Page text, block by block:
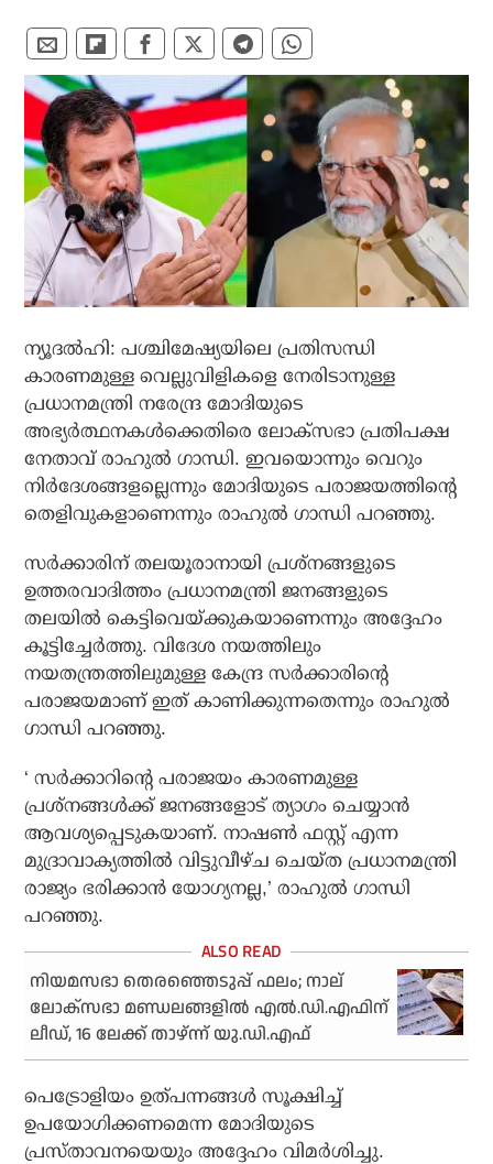
ന്യൂദല്‍ഹി: പശ്ചിമേഷ്യയിലെ പ്രതിസന്ധി
കാരണമുള്ള വെല്ലുവിളികളെ നേരിടാനുള്ള
പ്രധാനമന്ത്രി നരേന്ദ്ര മോദിയുടെ
അഭ്യര്‍ത്ഥനകള്‍ക്കെതിരെ ലോക്‌സഭാ പ്രതിപക്ഷ
നേതാവ് രാഹുല്‍ ഗാന്ധി. ഇവയൊന്നും വെറും
നിര്‍ദേശങ്ങളല്ലെന്നും മോദിയുടെ പരാജയത്തിന്റെ
തെളിവുകളാണെന്നും രാഹുല്‍ ഗാന്ധി പറഞ്ഞു.
സര്‍ക്കാരിന് തലയൂരാനായി പ്രശ്‌നങ്ങളുടെ
ഉത്തരവാദിത്തം പ്രധാനമന്ത്രി ജനങ്ങളുടെ
തലയില്‍ കെട്ടിവെയ്ക്കുകയാണെന്നും അദ്ദേഹം
കൂട്ടിച്ചേര്‍ത്തു. വിദേശ നയത്തിലും
നയതന്ത്രത്തിലുമുള്ള കേന്ദ്ര സര്‍ക്കാരിന്റെ
പരാജയമാണ് ഇത് കാണിക്കുന്നതെന്നും രാഹുല്‍
ഗാന്ധി പറഞ്ഞു.
‘ സര്‍ക്കാറിന്റെ പരാജയം കാരണമുള്ള
പ്രശ്‌നങ്ങള്‍ക്ക് ജനങ്ങളോട് ത്യാഗം ചെയ്യാന്‍
ആവശ്യപ്പെടുകയാണ്. നാഷണ്‍ ഫസ്റ്റ് എന്ന
മുദ്രാവാക്യത്തില്‍ വിട്ടുവീഴ്ച ചെയ്ത പ്രധാനമന്ത്രി
രാജ്യം ഭരിക്കാന്‍ യോഗ്യനല്ല,’ രാഹുല്‍ ഗാന്ധി
പറഞ്ഞു.
നിയമസഭാ തെരഞ്ഞെടുപ്പ് ഫലം; നാല്
ലോക്സഭാ മണ്ഡലങ്ങളിൽ എൽ.ഡി.എഫിന്
ലീഡ്, 16 ലേക്ക് താഴ്ന്ന് യു.ഡി.എഫ്
പെട്രോളിയം ഉത്പന്നങ്ങള്‍ സൂക്ഷിച്ച്
ഉപയോഗിക്കണമെന്ന മോദിയുടെ
പ്രസ്താവനയെയും അദ്ദേഹം വിമര്‍ശിച്ചു.